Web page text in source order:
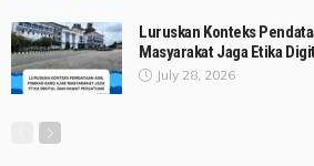
Luruskan Konteks
Masyarakat Jaga Etika
July 28, 2026